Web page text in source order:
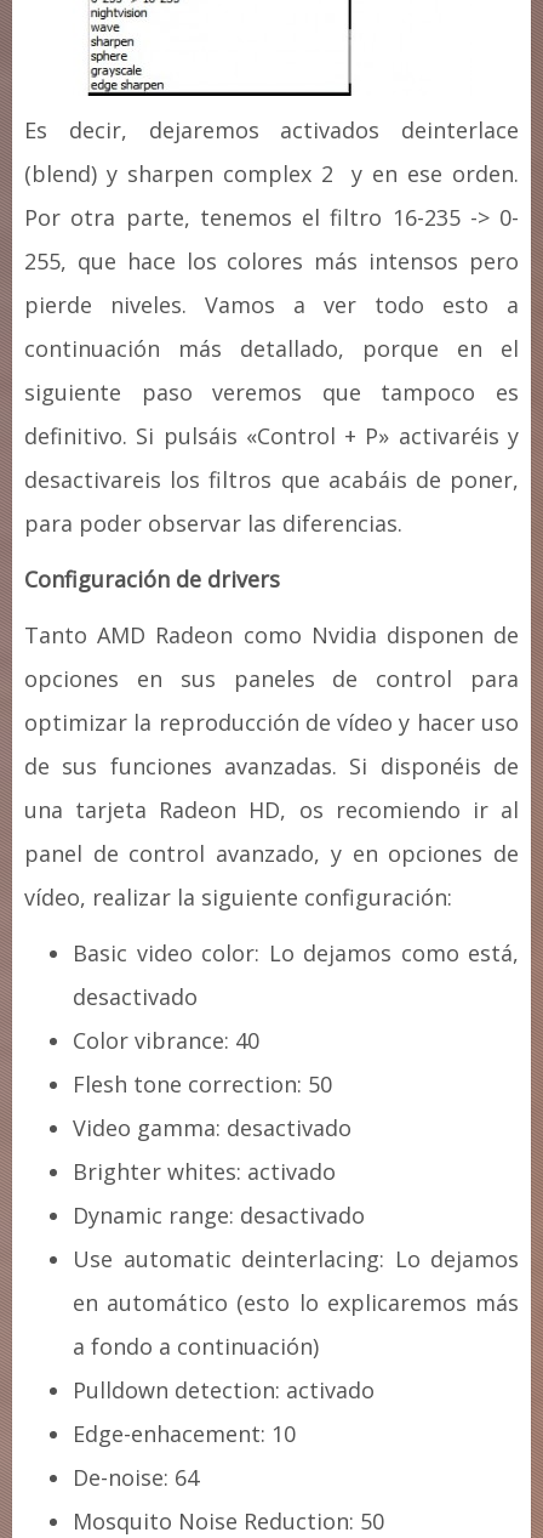
Es decir, dejaremos activados deinterlace
(blend) y sharpen complex 2 y en ese orden.
Por otra parte, tenemos el filtro 16-235 -> 0-
255, que hace los colores más intensos pero
pierde niveles. Vamos a ver todo esto a
continuación más detallado, porque en el
siguiente paso veremos que tampoco es
definitivo. Si pulsáis «Control + P» activaréis y
desactivareis los filtros que acabáis de poner,
para poder observar las diferencias.
Configuración de drivers
Tanto AMD Radeon como Nvidia disponen de
opciones en sus paneles de control para
optimizar la reproducción de vídeo y hacer uso
de sus funciones avanzadas. Si disponéis de
una tarjeta Radeon HD, os recomiendo ir al
panel de control avanzado, y en opciones de
vídeo, realizar la siguiente configuración:
Basic video color: Lo dejamos como está,
desactivado
Color vibrance: 40
Flesh tone correction: 50
Video gamma: desactivado
Brighter whites: activado
Dynamic range: desactivado
Use automatic deinterlacing: Lo dejamos
en automático (esto lo explicaremos más
a fondo a continuación)
Pulldown detection: activado
Edge-enhacement: 10
De-noise: 64
Mosquito Noise Reduction: 50